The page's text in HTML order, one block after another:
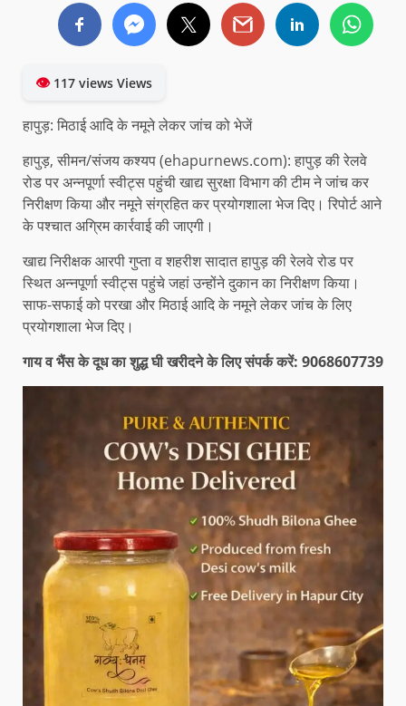
👁117 views Views
हापुड़: मिठाई आदि के नमूने लेकर जांच को भेजें
हापुड़, सीमन/संजय कश्यप (ehapurnews.com): हापुड़ की रेलवे
रोड पर अन्नपूर्णा स्वीट्स पहुंची खाद्य सुरक्षा विभाग की टीम ने जांच कर
निरीक्षण किया और नमूने संग्रहित कर प्रयोगशाला भेज दिए। रिपोर्ट आने
के पश्चात अग्रिम कार्रवाई की जाएगी।
खाद्य निरीक्षक आरपी गुप्ता व शहरीश सादात हापुड़ की रेलवे रोड पर
स्थित अन्नपूर्णा स्वीट्स पहुंचे जहां उन्होंने दुकान का निरीक्षण किया।
साफ-सफाई को परखा और मिठाई आदि के नमूने लेकर जांच के लिए
प्रयोगशाला भेज दिए।
गाय व भैंस के दूध का शुद्ध घी खरीदने के लिए संपर्क करें: 9068607739